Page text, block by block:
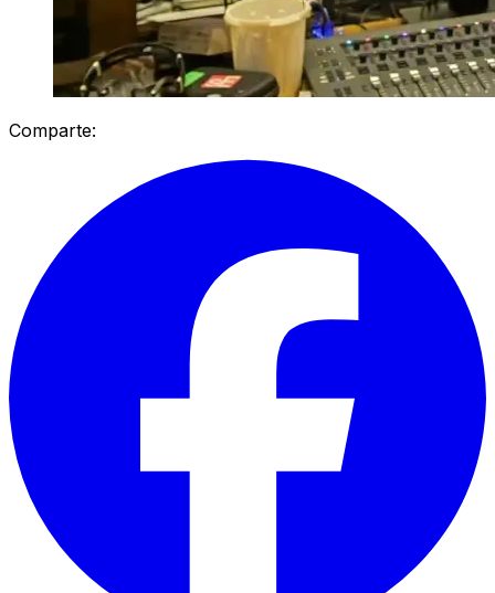
Comparte: